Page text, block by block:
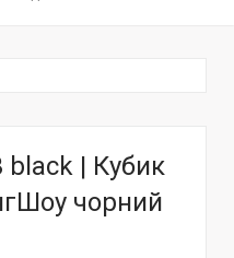
black | Кубик
чорний